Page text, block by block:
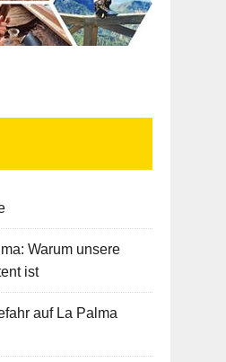
Warum unsere
ist
auf La Palma